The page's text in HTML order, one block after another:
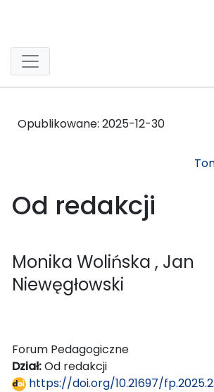
Opublikowane: 2025-12-30
Od redakcji
Monika Wolińska , Jan
Niewęgłowski
Forum Pedagogiczne
Dział:Od redakcji
https://doi.org/10.21697/